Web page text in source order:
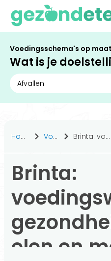
Voedingsschema's op maat
Wat is je
Home Voeding Brinta: voedingswaarden, gezondheidsvoordelen en meer
Brinta:
elen en